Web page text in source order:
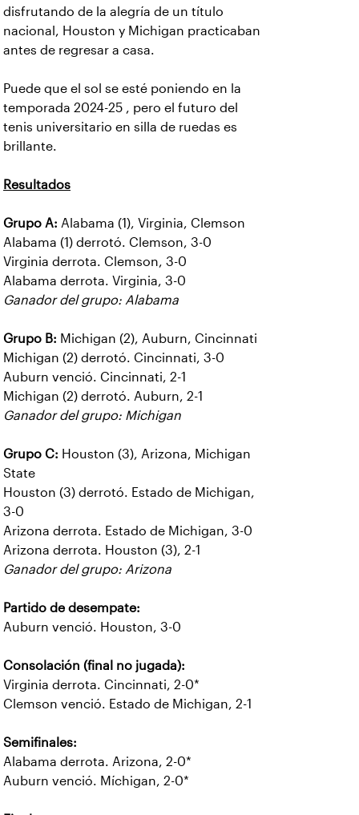
disfrutando de la alegría de un título
nacional, Houston y Michigan practicaban
antes de regresar a casa.
Puede que el sol se esté poniendo en la
temporada 2024-25 , pero el futuro del
tenis universitario en silla de ruedas es
brillante.
Resultados
Grupo A: Alabama (1), Virginia, Clemson
Alabama (1) derrotó. Clemson, 3-0
Virginia derrota. Clemson, 3-0
Alabama derrota. Virginia, 3-0
Ganador del grupo: Alabama
Grupo B: Michigan (2), Auburn, Cincinnati
Michigan (2) derrotó. Cincinnati, 3-0
Auburn venció. Cincinnati, 2-1
Michigan (2) derrotó. Auburn, 2-1
Ganador del grupo: Michigan
Grupo C: Houston (3), Arizona, Michigan
State
Houston (3) derrotó. Estado de Michigan,
3-0
Arizona derrota. Estado de Michigan, 3-0
Arizona derrota. Houston (3), 2-1
Ganador del grupo: Arizona
Partido de desempate:
Auburn venció. Houston, 3-0
Consolación (final no jugada):
Virginia derrota. Cincinnati, 2-0*
Clemson venció. Estado de Michigan, 2-1
Semifinales:
Alabama derrota. Arizona, 2-0*
Auburn venció. Míchigan, 2-0*